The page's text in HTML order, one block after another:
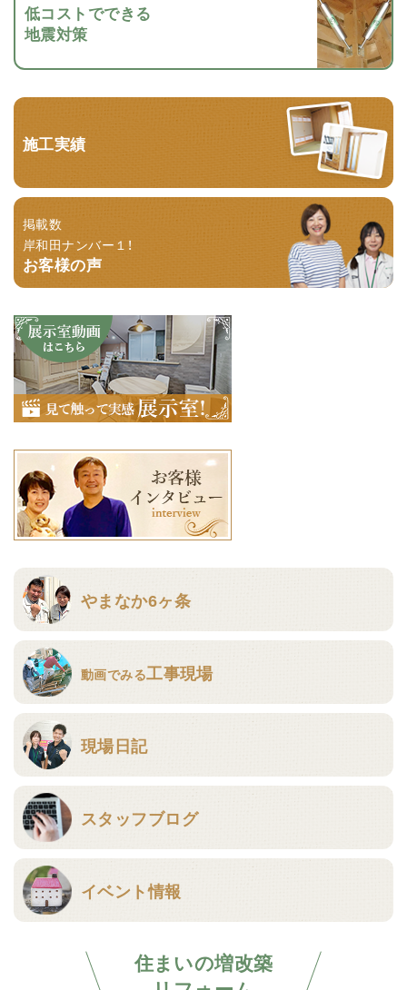
低コストでできる
地震対策
施工実績
掲載数
岸和田ナンバー１！
お客様の声
やまなか6ヶ条
動画でみる工事現場
現場日記
スタッフブログ
イベント情報
住まいの増改築